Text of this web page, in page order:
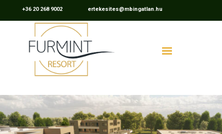
+36 20 268 9002 ertekesites@mbingatlan.hu